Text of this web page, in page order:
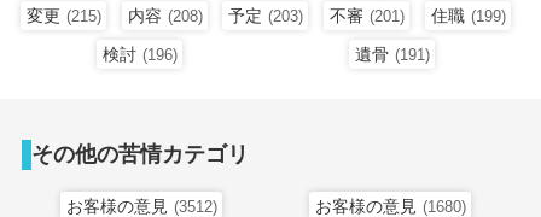
変更 (215) 内容 (208) 予定 (203) 不審 (201) 住職 (199)
検討 (196) 遺骨 (191)
その他の苦情カテゴリ
お客様の意見 (3512) お客様の意見 (1680)